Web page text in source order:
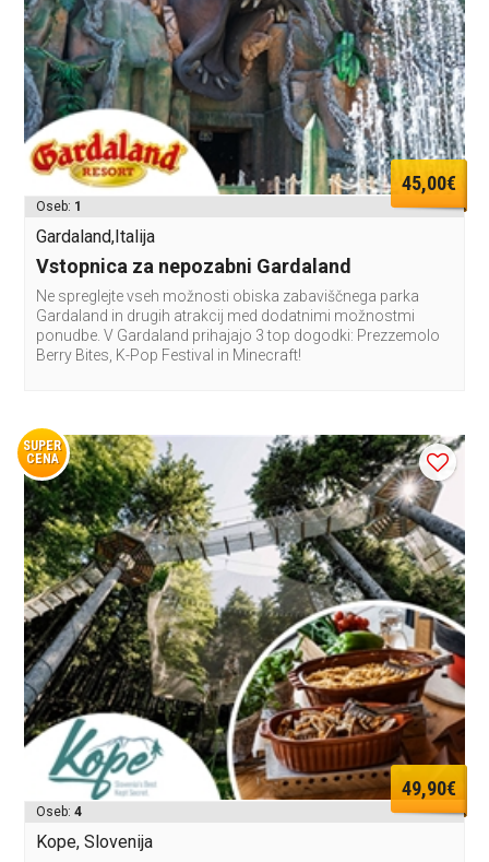
45,00€
Oseb: 1
Gardaland,Italija
Vstopnica za nepozabni Gardaland
Ne spreglejte vseh možnosti obiska zabaviščnega parka
Gardaland in drugih atrakcij med dodatnimi možnostmi
ponudbe. V Gardaland prihajajo 3 top dogodki: Prezzemolo
Berry Bites, K-Pop Festival in Minecraft!
SUPER
CENA
49,90€
Oseb:4
Kope, Slovenija